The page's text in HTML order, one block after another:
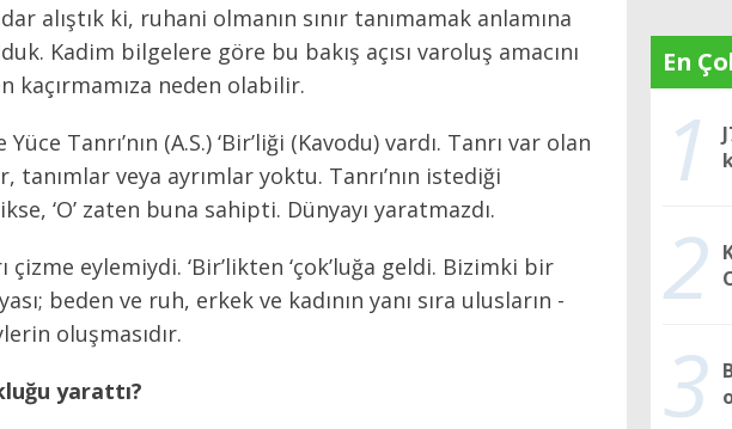
alıştık ki, ruhani olmanın sınır tanımamak anlamına
Kadim bilgelere göre bu bakış açısı varoluş amacını
kaçırmamıza neden olabilir.
Tanrı’nın (A.S.) ‘Bir’liği (Kavodu) vardı. Tanrı var olan
tanımlar veya ayrımlar yoktu. Tanrı’nın istediği
‘O’ zaten buna sahipti. Dünyayı yaratmazdı.
çizme eylemiydi. ‘Bir’likten ‘çok’luğa geldi. Bizimki bir
beden ve ruh, erkek ve kadının yanı sıra ulusların -
oluşmasıdır.
yarattı?
En
1
2
3